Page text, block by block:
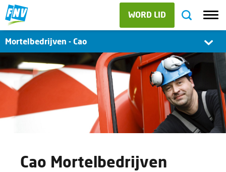
WORD LID
Mortelbedrijven - Cao
Cao Mortelbedrijven